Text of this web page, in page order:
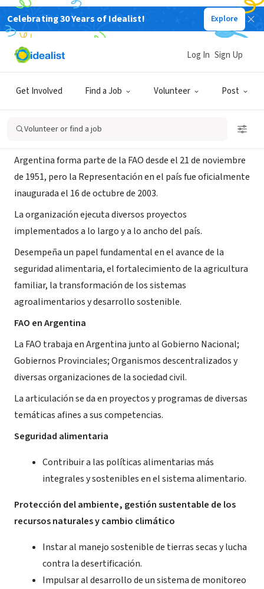
Celebrating 30 Years of Idealist! Explore
Get Involved Find a Job Volunteer Post
Log In Sign Up
Volunteer or find a job
NONPROFIT
FAO Argentina
Argentina argentina/en/
About Us
Argentina forma parte de la FAO desde el 21 de noviembre
de 1951, pero la Representación en el país fue oficialmente
inaugurada el 16 de octubre de 2003.
La organización ejecuta diversos proyectos
implementados a lo largo y a lo ancho del país.
Desempeña un papel fundamental en el avance de la
seguridad alimentaria, el fortalecimiento de la agricultura
familiar, la transformación de los sistemas
agroalimentarios y desarrollo sostenible.
FAO en Argentina
La FAO trabaja en Argentina junto al Gobierno Nacional;
Gobiernos Provinciales; Organismos descentralizados y
diversas organizaciones de la sociedad civil.
La articulación se da en proyectos y programas de diversas
temáticas afines a sus competencias.
Seguridad alimentaria
Contribuir a las políticas alimentarias más
integrales y sostenibles en el sistema alimentario.
Protección del ambiente, gestión sustentable de los
recursos naturales y cambio climático
Instar al manejo sostenible de tierras secas y lucha
contra la desertificación.
Impulsar al desarrollo de un sistema de monitoreo